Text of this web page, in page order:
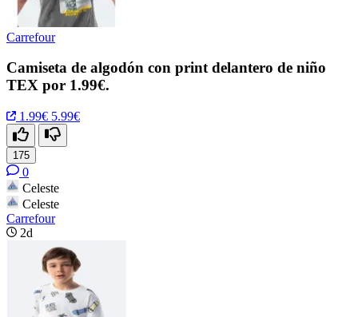
Carrefour
Camiseta de algodón con print delantero de niño
TEX por 1.99€.
1.99€ 5.99€
175
0
Celeste
Celeste
Carrefour
2d